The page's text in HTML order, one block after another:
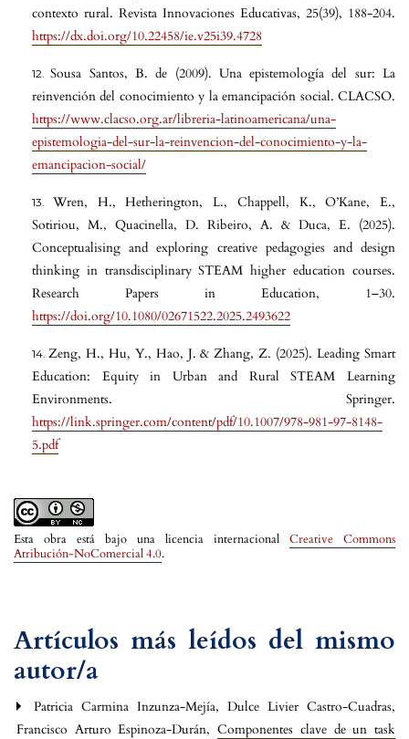
Esta obra está bajo una licencia internacional Creative Commons
Atribución-NoComercial 4.0.
contexto rural. Revista Innovaciones Educativas, 25(39), 188-204.
https://dx.doi.org/10.22458/ie.v25i39.4728
Sousa Santos, B. de (2009). Una epistemología del sur: La
reinvención del conocimiento y la emancipación social. CLACSO.
https://www.clacso.org.ar/libreria-latinoamericana/una-
epistemologia-del-sur-la-reinvencion-del-conocimiento-y-la-
emancipacion-social/
Wren, H., Hetherington, L., Chappell, K., O’Kane, E.,
Sotiriou, M., Quacinella, D. Ribeiro, A. & Duca, E. (2025).
Conceptualising and exploring creative pedagogies and design
thinking in transdisciplinary STEAM higher education courses.
Research Papers in Education, 1–30.
https://doi.org/10.1080/02671522.2025.2493622
Zeng, H., Hu, Y., Hao, J. & Zhang, Z. (2025). Leading Smart
Education: Equity in Urban and Rural STEAM Learning
Environments. Springer.
https://link.springer.com/content/pdf/10.1007/978-981-97-8148-
5.pdf
Artículos más leídos del mismo
autor/a
Patricia Carmina Inzunza-Mejía, Dulce Livier Castro-Cuadras,
Francisco Arturo Espinoza-Durán,Componentes clave de un task